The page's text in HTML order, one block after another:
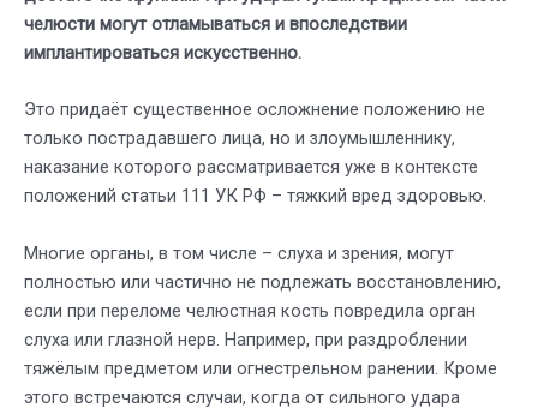
челюсти могут отламываться и впоследствии
имплантироваться искусственно.
Это придаёт существенное осложнение положению не
только пострадавшего лица, но и злоумышленнику,
наказание которого рассматривается уже в контексте
положений статьи 111 УК РФ – тяжкий вред здоровью.
Многие органы, в том числе – слуха и зрения, могут
полностью или частично не подлежать восстановлению,
если при переломе челюстная кость повредила орган
слуха или глазной нерв. Например, при раздроблении
тяжёлым предметом или огнестрельном ранении. Кроме
этого встречаются случаи, когда от сильного удара